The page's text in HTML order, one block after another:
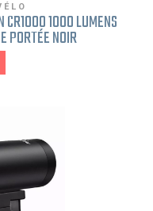
CR1000 1000 LUMENS
PORTÉE NOIR